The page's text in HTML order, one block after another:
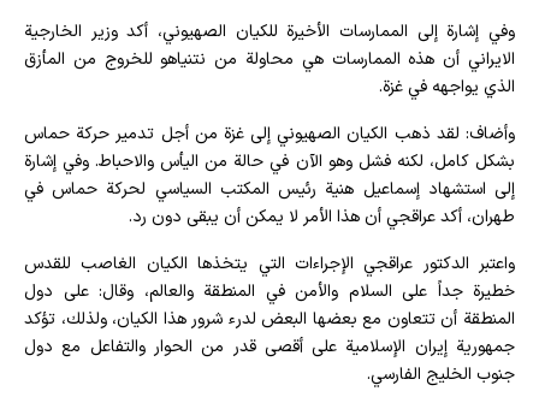
وفي إشارة إلى الممارسات الأخيرة للكيان الصهيوني، أكد وزير الخارجية
الايراني أن هذه الممارسات هي محاولة من نتنياهو للخروج من المأزق
الذي يواجهه في غزة.
وأضاف: لقد ذهب الكيان الصهيوني إلى غزة من أجل تدمير حركة حماس
بشكل كامل، لكنه فشل وهو الآن في حالة من اليأس والاحباط. وفي إشارة
إلى استشهاد إسماعيل هنية رئيس المكتب السياسي لحركة حماس في
طهران، أكد عراقجي أن هذا الأمر لا يمكن أن يبقى دون رد.
واعتبر الدكتور عراقجي الإجراءات التي يتخذها الكيان الغاصب للقدس
خطيرة جداً على السلام والأمن في المنطقة والعالم، وقال: على دول
المنطقة أن تتعاون مع بعضها البعض لدرء شرور هذا الكيان، ولذلك، تؤكد
جمهورية إيران الإسلامية على أقصى قدر من الحوار والتفاعل مع دول
جنوب الخليج الفارسي.